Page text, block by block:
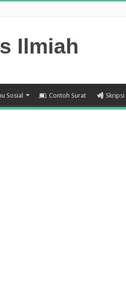
Ilmiah
Sosial Contoh Surat Skripsi